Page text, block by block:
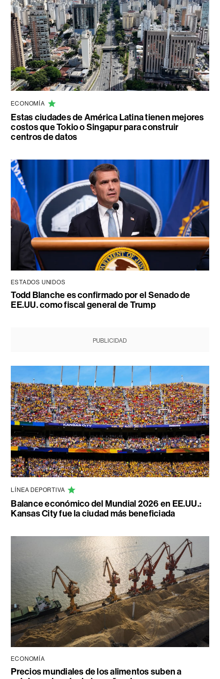
ECONOMÍA
Estas ciudades de América Latina tienen mejores
costos que Tokio o Singapur para construir
centros de datos
ESTADOS UNIDOS
Todd Blanche es confirmado por el Senado de
EE.UU. como fiscal general de Trump
PUBLICIDAD
LÍNEA DEPORTIVA
Balance económico del Mundial 2026 en EE.UU.:
Kansas City fue la ciudad más beneficiada
ECONOMÍA
Precios mundiales de los alimentos suben a